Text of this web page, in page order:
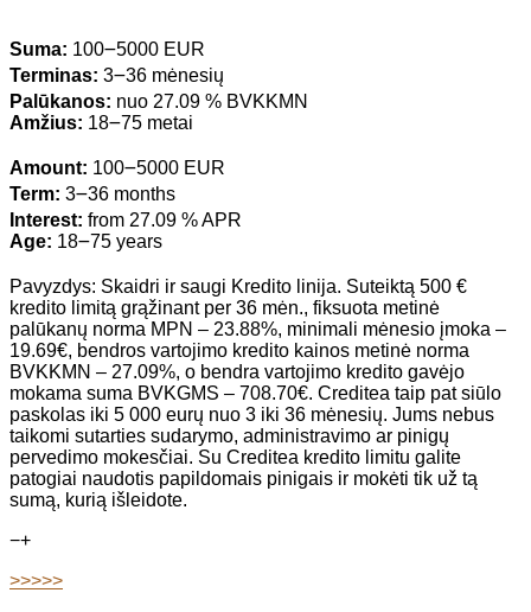
Suma: 100౼5000 EUR
Terminas: 3౼36 mėnesių
Palūkanos: nuo 27.09 % BVKKMN
Amžius: 18౼75 metai
Amount: 100౼5000 EUR
Term: 3౼36 months
Interest: from 27.09 % APR
Age: 18౼75 years
Pavyzdys: Skaidri ir saugi Kredito linija. Suteiktą 500 €
kredito limitą grąžinant per 36 mėn., fiksuota metinė
palūkanų norma MPN – 23.88%, minimali mėnesio įmoka –
19.69€, bendros vartojimo kredito kainos metinė norma
BVKKMN – 27.09%, o bendra vartojimo kredito gavėjo
mokama suma BVKGMS – 708.70€. Creditea taip pat siūlo
paskolas iki 5 000 eurų nuo 3 iki 36 mėnesių. Jums nebus
taikomi sutarties sudarymo, administravimo ar pinigų
pervedimo mokesčiai. Su Creditea kredito limitu galite
patogiai naudotis papildomais pinigais ir mokėti tik už tą
sumą, kurią išleidote.
−+
>>>>>